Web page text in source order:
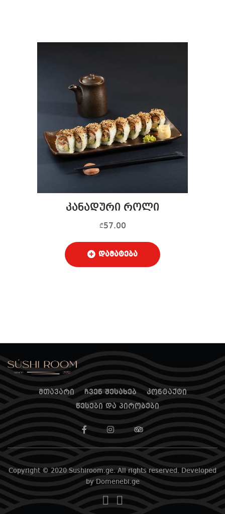
კანადური როლი
₾57.00
დამატება
მთავარი ჩვენ შესახებ
კონტაქტი
წესები და პირობები
Copyright © 2020 Sushiroom.ge. All rights reserved. Developed
by Domenebi.ge